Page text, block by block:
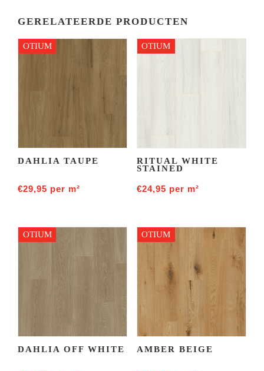
GERELATEERDE PRODUCTEN
OTIUM
DAHLIA TAUPE
€29,95 per m²
OTIUM
RITUAL WHITE
STAINED
€24,95 per m²
OTIUM
DAHLIA OFF WHITE
OTIUM
AMBER BEIGE